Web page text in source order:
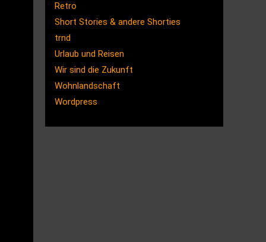
Retro
Short Stories & andere Shorties
trnd
Urlaub und Reisen
Wir sind die Zukunft
Wohnlandschaft
Wordpress